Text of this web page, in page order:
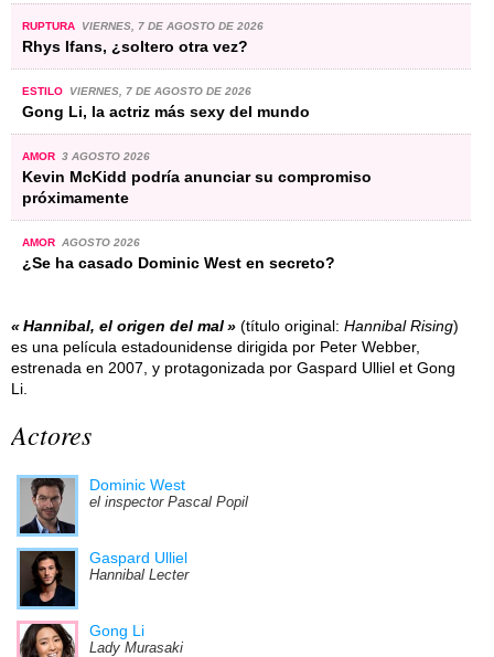
RUPTURA VIERNES, 7 DE AGOSTO DE 2026
Rhys Ifans, ¿soltero otra vez?
ESTILO VIERNES, 7 DE AGOSTO DE 2026
Gong Li, la actriz más sexy del mundo
AMOR 3 AGOSTO 2026
Kevin McKidd podría anunciar su compromiso
próximamente
AMOR AGOSTO 2026
¿Se ha casado Dominic West en secreto?
Hannibal, el origen del mal (título original: Hannibal Rising)
es una película estadounidense dirigida por Peter Webber,
estrenada en 2007, y protagonizada por Gaspard Ulliel et Gong
Li.
Actores
Dominic West
el inspector Pascal Popil
Gaspard Ulliel
Hannibal Lecter
Gong Li
Lady Murasaki